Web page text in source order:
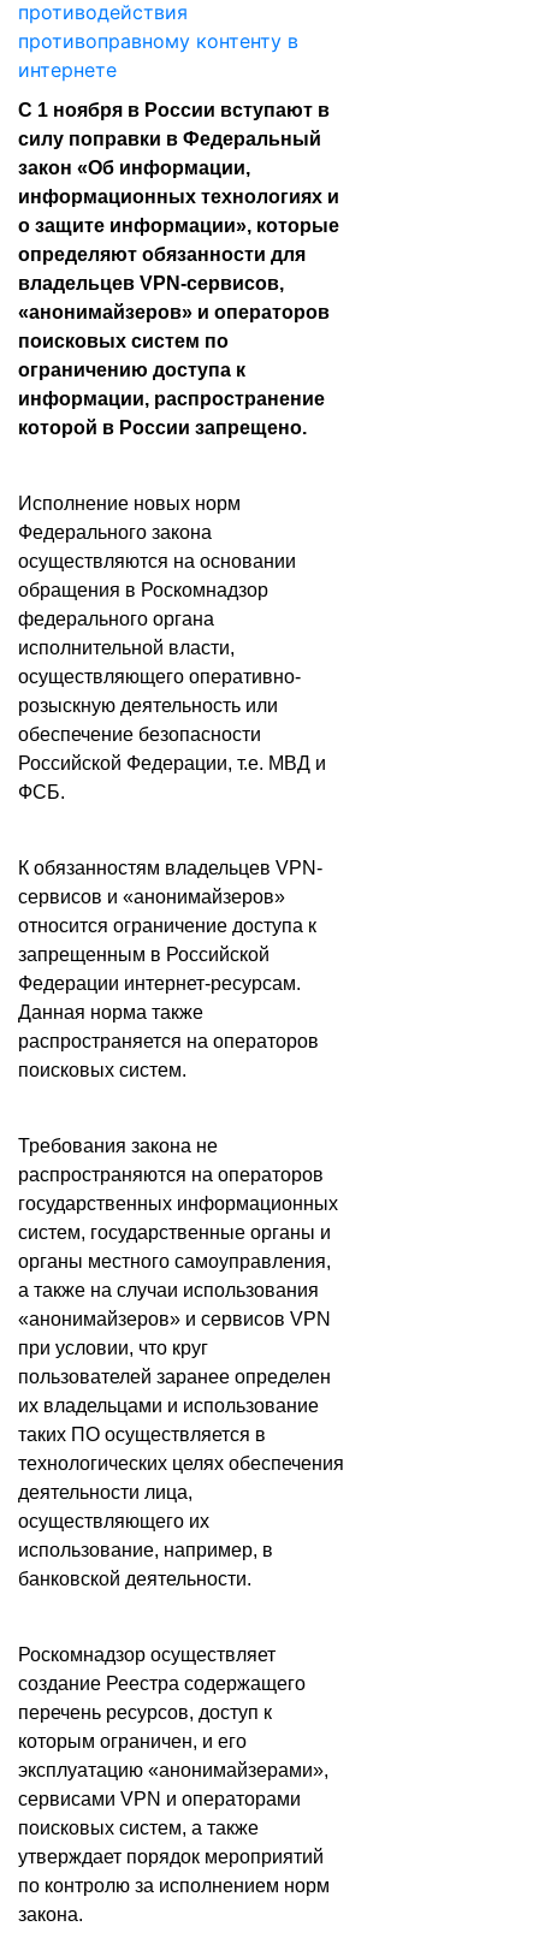
С 1 ноября в России вступают в
силу поправки в Федеральный
закон «Об информации,
информационных технологиях и
о защите информации», которые
определяют обязанности для
владельцев VPN-сервисов,
«анонимайзеров» и операторов
поисковых систем по
ограничению доступа к
информации, распространение
которой в России запрещено.
Исполнение новых норм
Федерального закона
осуществляются на основании
обращения в Роскомнадзор
федерального органа
исполнительной власти,
осуществляющего оперативно-
розыскную деятельность или
обеспечение безопасности
Российской Федерации, т.е. МВД и
ФСБ.
К обязанностям владельцев VPN-
сервисов и «анонимайзеров»
относится ограничение доступа к
запрещенным в Российской
Федерации интернет-ресурсам.
Данная норма также
распространяется на операторов
поисковых систем.
Требования закона не
распространяются на операторов
государственных информационных
систем, государственные органы и
органы местного самоуправления,
а также на случаи использования
«анонимайзеров» и сервисов VPN
при условии, что круг
пользователей заранее определен
их владельцами и использование
таких ПО осуществляется в
технологических целях обеспечения
деятельности лица,
осуществляющего их
использование, например, в
банковской деятельности.
Роскомнадзор осуществляет
создание Реестра содержащего
перечень ресурсов, доступ к
которым ограничен, и его
эксплуатацию «анонимайзерами»,
сервисами VPN и операторами
поисковых систем, а также
утверждает порядок мероприятий
по контролю за исполнением норм
закона.